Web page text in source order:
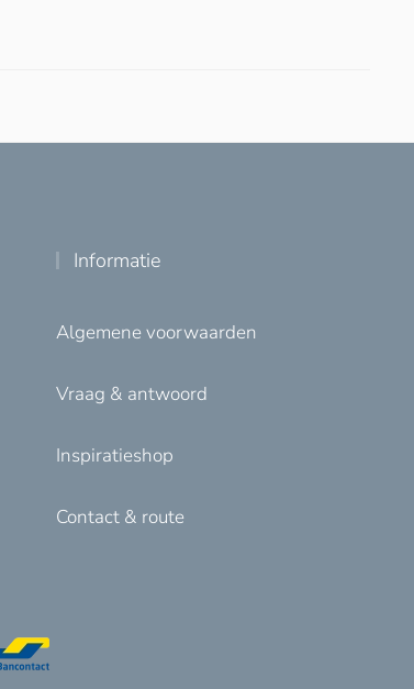
Informatie
Algemene voorwaarden
Vraag & antwoord
Inspiratieshop
Contact & route